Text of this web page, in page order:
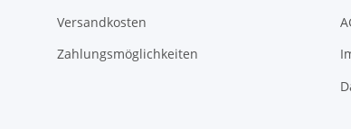
Versandkosten
Zahlungsmöglichkeiten